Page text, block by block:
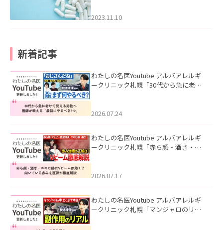
2023.11.10
新着記事
わたしの名医Youtube アルバアレルギ
ークリニック札幌「30代から急に老け
た。
2026.07.24
わたしの名医Youtube アルバアレルギ
ークリニック札幌「赤ら顔・酒さ・ニ
した。
2026.07.17
わたしの名医Youtube アルバアレルギ
ークリニック札幌「マンジャロのリア